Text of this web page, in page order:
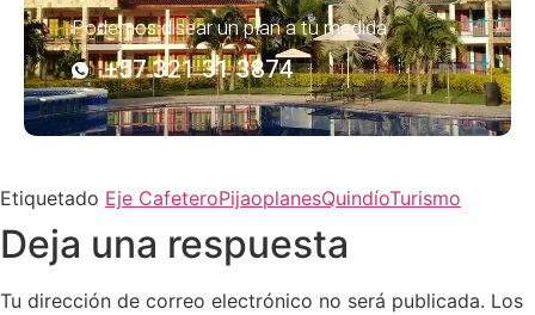
Podemos disear un plan a tu medida
+57 321 31 3874
Etiquetado Eje CafeteroPijaoplanesQuindíoTurismo
Deja una respuesta
Tu dirección de correo electrónico no será publicada. Los